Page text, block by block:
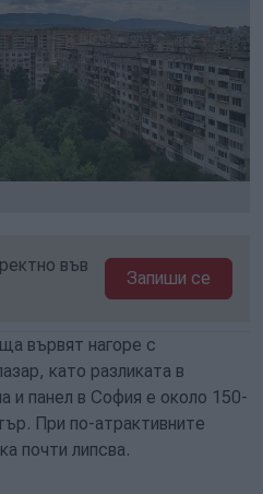
във
Запиши се
вървят нагоре с
като разликата в
и панел в София е около 150-
При по-атрактивните
почти липсва.